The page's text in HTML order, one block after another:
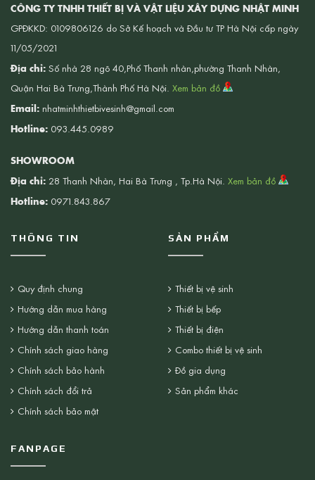
CÔNG TY TNHH THIẾT BỊ VÀ VẬT LIỆU XÂY DỰNG NHẬT MINH
GPĐKKD: 0109806126 do Sở Kế hoạch và Đầu tư TP Hà Nội cấp ngày
11/05/2021
Địa chỉ: Số nhà 28 ngõ 40,Phố Thanh nhàn,phường Thanh Nhàn,
Quận Hai Bà Trưng,Thành Phố Hà Nội. Xem bản đồ
Email: nhatminhthietbivesinh@gmail.com
Hotline: 093.445.0989
SHOWROOM
Địa chỉ: 28 Thanh Nhàn, Hai Bà Trưng , Tp.Hà Nội. Xem bản đồ
Hotline: 0971.843.867
THÔNG TIN
Quy định chung
Hướng dẫn mua hàng
Hướng dẫn thanh toán
Chính sách giao hàng
Chính sách bảo hành
Chính sách đổi trả
Chính sách bảo mật
SẢN PHẨM
Thiết bị vệ sinh
Thiết bị bếp
Thiết bị điện
Combo thiết bị vệ sinh
Đồ gia dụng
Sản phẩm khác
FANPAGE